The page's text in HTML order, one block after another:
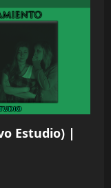
Estudio) |